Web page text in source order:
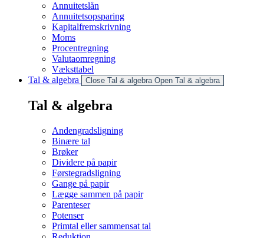
Annuitetslån
Annuitetsopsparing
Kapitalfremskrivning
Moms
Procentregning
Valutaomregning
Væksttabel
Tal & algebra
Close Tal & algebra Open Tal & algebra
Tal & algebra
Andengradsligning
Binære tal
Brøker
Dividere på papir
Førstegradsligning
Gange på papir
Lægge sammen på papir
Parenteser
Potenser
Primtal eller sammensat tal